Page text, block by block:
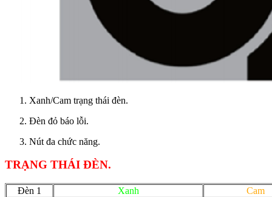
Xanh/Cam trạng thái đèn.
Đèn đỏ báo lỗi.
Nút đa chức năng.
TRẠNG THÁI ĐÈN.
Đèn 1 Xanh
Cam